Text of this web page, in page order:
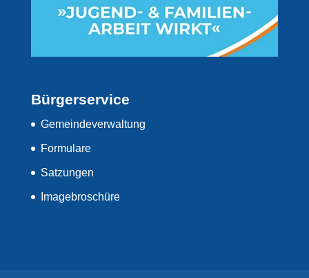
Bürgerservice
Gemeindeverwaltung
Formulare
Satzungen
Imagebroschüre